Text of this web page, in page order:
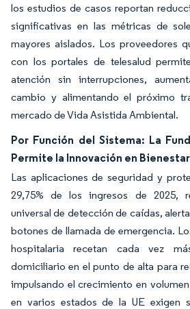
los estudios de casos reportan
significativas en las métricas de
mayores aislados. Los proveedores
con los portales de telesalud
atención sin interrupciones,
cambio y alimentando el próximo
mercado de Vida Asistida Ambiental.
Por Función del Sistema: La
Permite la Innovación en Bienestar
Las aplicaciones de seguridad y
29,75% de los ingresos de 2025,
universal de detección de caídas,
botones de llamada de emergencia.
hospitalaria recetan cada vez
domiciliario en el punto de alta para
impulsando el crecimiento en
en varios estados de la UE exigen